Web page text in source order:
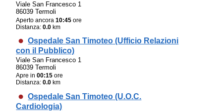
Viale San Francesco 1
86039 Termoli
Aperto ancora10:45 ore
Distanza:0.0 km
Ospedale San Timoteo (Ufficio Relazioni
con il Pubblico)
Viale San Francesco 1
86039 Termoli
Apre in00:15 ore
Distanza:0.0 km
Ospedale San Timoteo (U.O.C.
Cardiologia)